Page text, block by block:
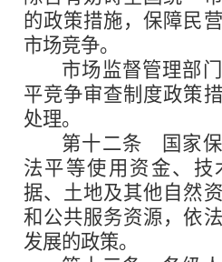
的政策措施，保障民
市场竞争。
市场监督管理部
平竞争审查制度政策
处理。
第十二条 国家保
法平等使用资金、技
据、土地及其他自然
和公共服务资源，依
发展的政策。